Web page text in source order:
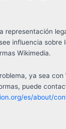
representación
influencia sobre
Wikimedia.
ya sea con
puede
es/about/